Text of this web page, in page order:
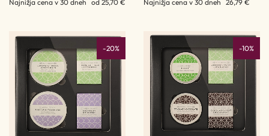
Najnižja cena v 30 dneh od 25,70 € Najnižja cena v 30 dneh 26,79 €
-20% -10%